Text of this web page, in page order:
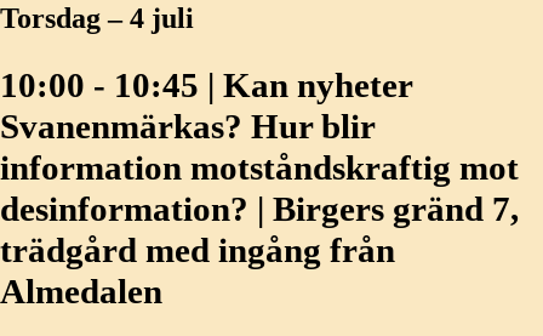
Torsdag – 4 juli
10:00 - 10:45 | Kan nyheter
Svanenmärkas? Hur blir
information motståndskraftig mot
desinformation? | Birgers gränd 7,
trädgård med ingång från
Almedalen